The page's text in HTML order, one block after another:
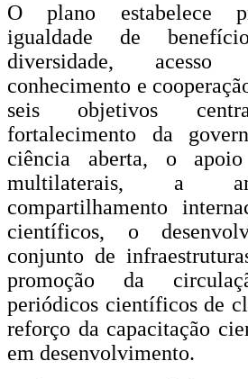
O plano estabelece
igualdade de
diversidade,
conhecimento e
seis objetivos
fortalecimento da
ciência aberta, o
multilaterais, a
compartilhamento
científicos, o
conjunto de
promoção da
periódicos científicos de
reforço da capacitação
em desenvolvimento.